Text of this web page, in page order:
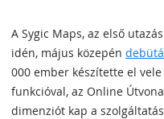
A Sygic Maps, az első
idén, május közepén
000 ember készítette el
funkcióval, az Online
dimenziót kap a